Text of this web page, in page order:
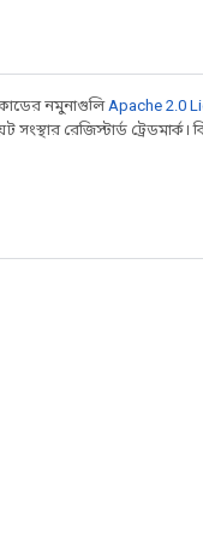
নমুনাগুলিApache 2.0
রেজিস্টার্ড ট্রেডমার্ক।